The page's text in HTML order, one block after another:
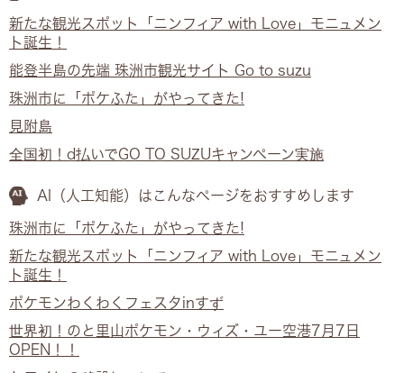
新たな観光スポット「ニンフィア with Love」モニュメン
ト誕生！
能登半島の先端 珠洲市観光サイト Go to suzu
珠洲市に「ポケふた」がやってきた!
見附島
全国初！d払いでGO TO SUZUキャンペーン実施
AI（人工知能）は こんなページをおすすめします
珠洲市に「ポケふた」がやってきた!
新たな観光スポット「ニンフィア with Love」モニュメン
ト誕生！
ポケモンわくわくフェスタinすず
世界初！のと里山ポケモン・ウィズ・ユー空港7月7日
OPEN！！